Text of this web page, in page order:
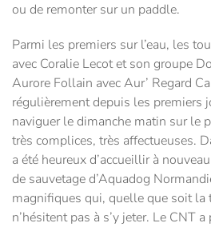
ou de remonter sur un paddle.
Parmi les premiers sur l’eau, les
avec Coralie Lecot et son groupe
Aurore Follain avec Aur’ Regard
régulièrement depuis les premiers
naviguer le dimanche matin sur le
très complices, très affectueuses.
a été heureux d’accueillir à
de sauvetage d’Aquadog
magnifiques qui, quelle que soit la
n’hésitent pas à s’y jeter. Le CNT